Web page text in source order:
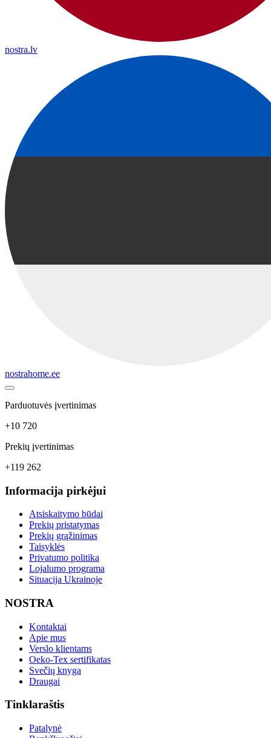
nostra.lv
nostrahome.ee
Parduotuvės įvertinimas
+10 720
Prekių įvertinimas
+119 262
Informacija pirkėjui
Atsiskaitymo būdai
Prekių pristatymas
Prekių grąžinimas
Taisyklės
Privatumo politika
Lojalumo programa
Situacija Ukrainoje
NOSTRA
Kontaktai
Apie mus
Verslo klientams
Oeko-Tex sertifikatas
Svečių knyga
Draugai
Tinklaraštis
Patalynė